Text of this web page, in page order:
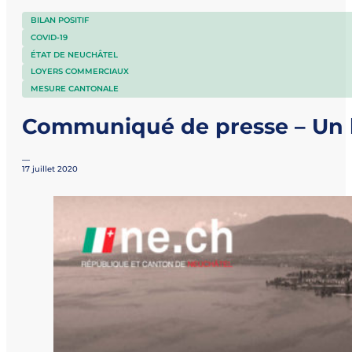
BILAN POSITIF
COVID-19
ÉTAT DE NEUCHÂTEL
LOYERS COMMERCIAUX
MESURE CANTONALE
Communiqué de presse –
—
17 juillet 2020